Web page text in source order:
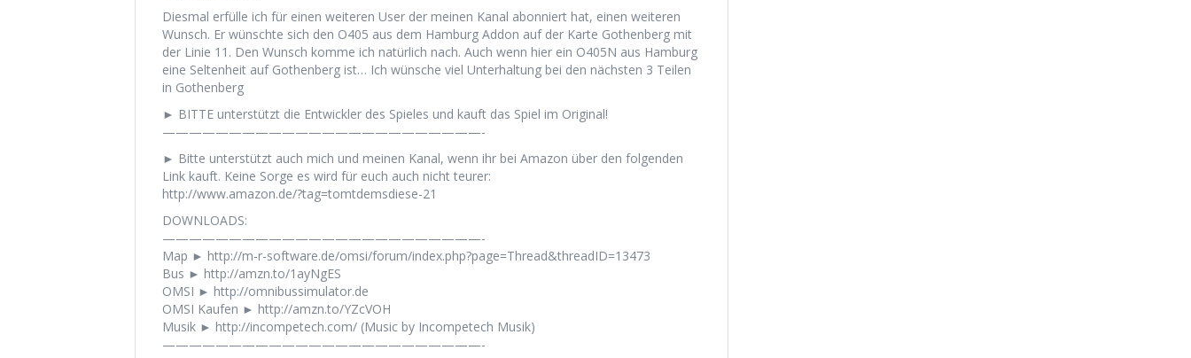
Diesmal erfülle ich für einen weiteren User der meinen Kanal abonniert hat, einen weiteren
Wunsch. Er wünschte sich den O405 aus dem Hamburg Addon auf der Karte Gothenberg mit
der Linie 11. Den Wunsch komme ich natürlich nach. Auch wenn hier ein O405N aus Hamburg
eine Seltenheit auf Gothenberg ist… Ich wünsche viel Unterhaltung bei den nächsten 3 Teilen
in Gothenberg
► BITTE unterstützt die Entwickler des Spieles und kauft das Spiel im Original!
————————————————————————-
► Bitte unterstützt auch mich und meinen Kanal, wenn ihr bei Amazon über den folgenden
Link kauft. Keine Sorge es wird für euch auch nicht teurer:
http://www.amazon.de/?tag=tomtdemsdiese-21
DOWNLOADS:
————————————————————————-
Map ► http://m-r-software.de/omsi/forum/index.php?page=Thread&threadID=13473
Bus ► http://amzn.to/1ayNgES
OMSI ► http://omnibussimulator.de
OMSI Kaufen ► http://amzn.to/YZcVOH
Musik ► http://incompetech.com/ (Music by Incompetech Musik)
————————————————————————-